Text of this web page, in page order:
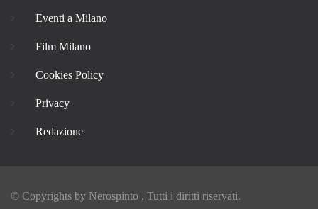
Eventi a Milano
Film Milano
Cookies Policy
Privacy
Redazione
© Copyrights by Nerospinto , Tutti i diritti riservati.